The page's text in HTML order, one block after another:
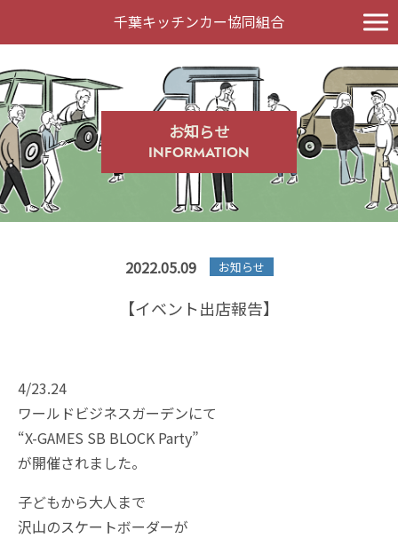
千葉キッチンカー協同組合
お知らせ
INFORMATION
2022.05.09 お知らせ
【イベント出店報告】
4/23.24
ワールドビジネスガーデンにて
“X-GAMES SB BLOCK Party”
が開催されました。
子どもから大人まで
沢山のスケートボーダーが